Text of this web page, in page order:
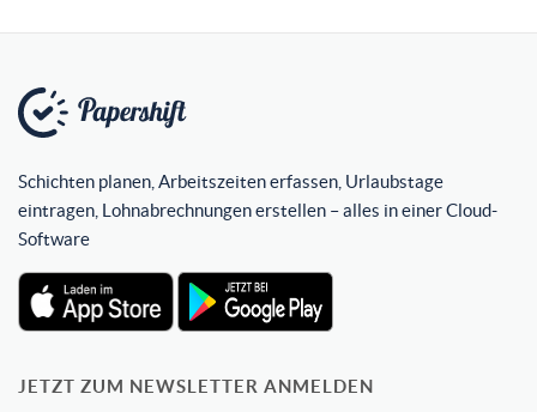
Schichten planen, Arbeitszeiten erfassen, Urlaubstage
eintragen, Lohnabrechnungen erstellen – alles in einer Cloud-
Software
JETZT ZUM NEWSLETTER ANMELDEN